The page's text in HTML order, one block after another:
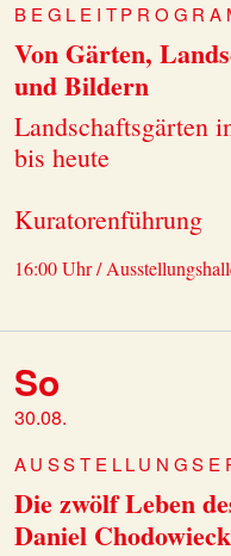
Von Gärten,
und Bildern
Landschaftsgärten
bis heute
Kuratorenführung
16:00 Uhr /
So
30.08.
Die zwölf Leben
Daniel